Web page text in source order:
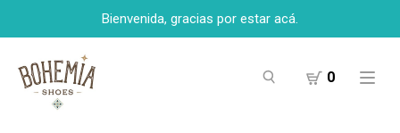
Bienvenida, gracias por estar acá.
0